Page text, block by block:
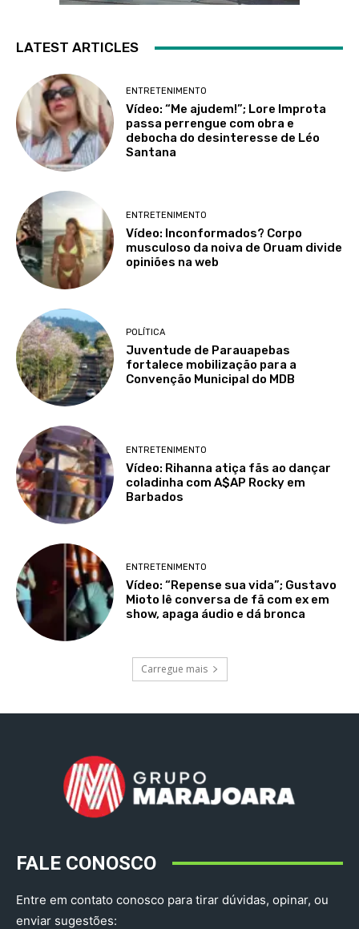
LATEST ARTICLES
ENTRETENIMENTO
Vídeo: “Me ajudem!”; Lore Improta
passa perrengue com obra e
debocha do desinteresse de Léo
Santana
ENTRETENIMENTO
Vídeo: Inconformados? Corpo
musculoso da noiva de Oruam divide
opiniões na web
POLÍTICA
Juventude de Parauapebas
fortalece mobilização para a
Convenção Municipal do MDB
ENTRETENIMENTO
Vídeo: Rihanna atiça fãs ao dançar
coladinha com A$AP Rocky em
Barbados
ENTRETENIMENTO
Vídeo: “Repense sua vida”; Gustavo
Mioto lê conversa de fã com ex em
show, apaga áudio e dá bronca
Carregue mais
FALE CONOSCO
Entre em contato conosco para tirar dúvidas, opinar, ou
enviar sugestões: